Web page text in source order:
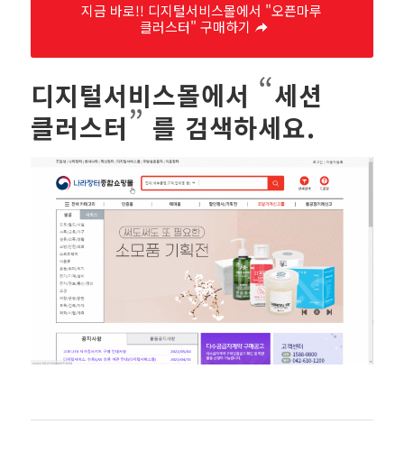
지금 바로!! 디지털서비스몰에서 "오픈마루
클러스터" 구매하기
디지털서비스몰에서 “세션
클러스터” 를 검색하세요.